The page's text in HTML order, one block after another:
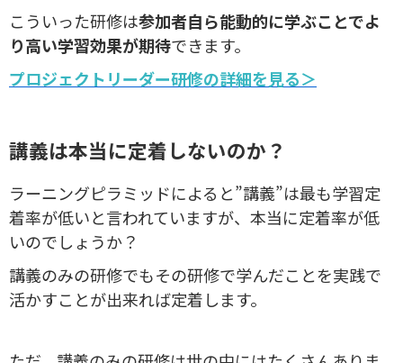
こういった研修は参加者自ら能動的に学ぶことでよ
り高い学習効果が期待できます。
プロジェクトリーダー研修の詳細を見る＞
講義は本当に定着しないのか？
ラーニングピラミッドによると”講義”は最も学習定
着率が低いと言われていますが、本当に定着率が低
いのでしょうか？
講義のみの研修でもその研修で学んだことを実践で
活かすことが出来れば定着します。